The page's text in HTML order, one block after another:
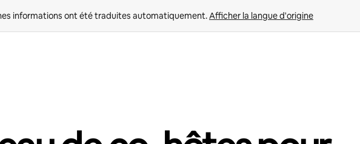
informations ont été traduites automatiquement. Afficher la langue d'origine